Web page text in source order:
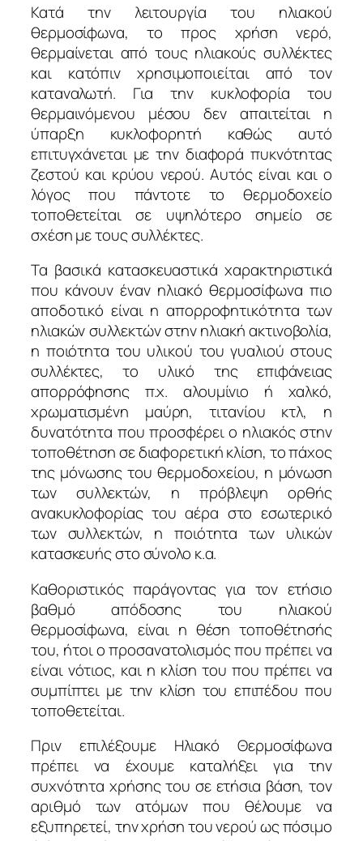
Κατά την λειτουργία του ηλιακού
θερμοσίφωνα, το προς χρήση νερό,
θερμαίνεται από τους ηλιακούς συλλέκτες
και κατόπιν χρησιμοποιείται από τον
καταναλωτή. Για την κυκλοφορία του
θερμαινόμενου μέσου δεν απαιτείται η
ύπαρξη κυκλοφορητή καθώς αυτό
επιτυγχάνεται με την διαφορά πυκνότητας
ζεστού και κρύου νερού. Αυτός είναι και ο
λόγος που πάντοτε το θερμοδοχείο
τοποθετείται σε υψηλότερο σημείο σε
σχέση με τους συλλέκτες.
Τα βασικά κατασκευαστικά χαρακτηριστικά
που κάνουν έναν ηλιακό θερμοσίφωνα πιο
αποδοτικό είναι η απορροφητικότητα των
ηλιακών συλλεκτών στην ηλιακή ακτινοβολία,
η ποιότητα του υλικού του γυαλιού στους
συλλέκτες, το υλικό της επιφάνειας
απορρόφησης π.χ. αλουμίνιο ή χαλκό,
χρωματισμένη μαύρη, τιτανίου κτλ, η
δυνατότητα που προσφέρει ο ηλιακός στην
τοποθέτηση σε διαφορετική κλίση, το πάχος
της μόνωσης του θερμοδοχείου, η μόνωση
των συλλεκτών, η πρόβλεψη ορθής
ανακυκλοφορίας του αέρα στο εσωτερικό
των συλλεκτών, η ποιότητα των υλικών
κατασκευής στο σύνολο κ.α.
Καθοριστικός παράγοντας για τον ετήσιο
βαθμό απόδοσης του ηλιακού
θερμοσίφωνα, είναι η θέση τοποθέτησής
του, ήτοι ο προσανατολισμός που πρέπει να
είναι νότιος, και η κλίση του που πρέπει να
συμπίπτει με την κλίση του επιπέδου που
τοποθετείται.
Πριν επιλέξουμε Ηλιακό Θερμοσίφωνα
πρέπει να έχουμε καταλήξει για την
συχνότητα χρήσης του σε ετήσια βάση, τον
αριθμό των ατόμων που θέλουμε να
εξυπηρετεί, την χρήση του νερού ως πόσιμο